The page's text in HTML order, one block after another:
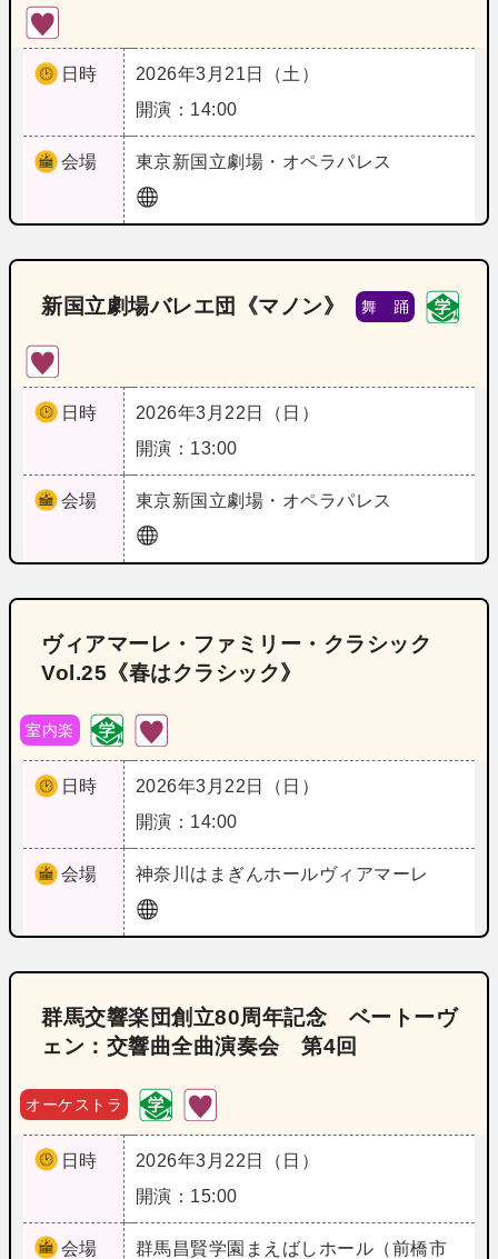
日時
2026年3月21日（土）
開演：14:00
会場 東京新国立劇場・オペラパレス
新国立劇場バレエ団《マノン》 舞 踊
日時
2026年3月22日（日）
開演：13:00
会場 東京新国立劇場・オペラパレス
ヴィアマーレ・ファミリー・クラシック
Vol.25《春はクラシック》
室内楽
日時
2026年3月22日（日）
開演：14:00
会場 神奈川 はまぎんホールヴィアマーレ
群馬交響楽団創立80周年記念 ベートーヴ
ェン：交響曲全曲演奏会 第4回
オーケストラ
日時
2026年3月22日（日）
開演：15:00
会場 群馬昌賢学園まえばしホール（前橋市